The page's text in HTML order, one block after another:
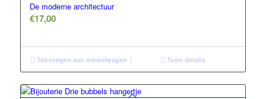
De moderne architectuur
€17,00
Toevoegen aan winkelwagen Toon details